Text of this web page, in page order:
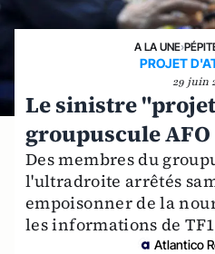
A LA UNE›
PROJET
29 juin
Le sinistre
groupuscule AFO
Des membres du
l'ultradroite arrêtés
empoisonner de la
les informations de
Atlantico